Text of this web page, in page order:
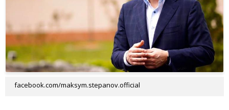
facebook.com/maksym.stepanov.official